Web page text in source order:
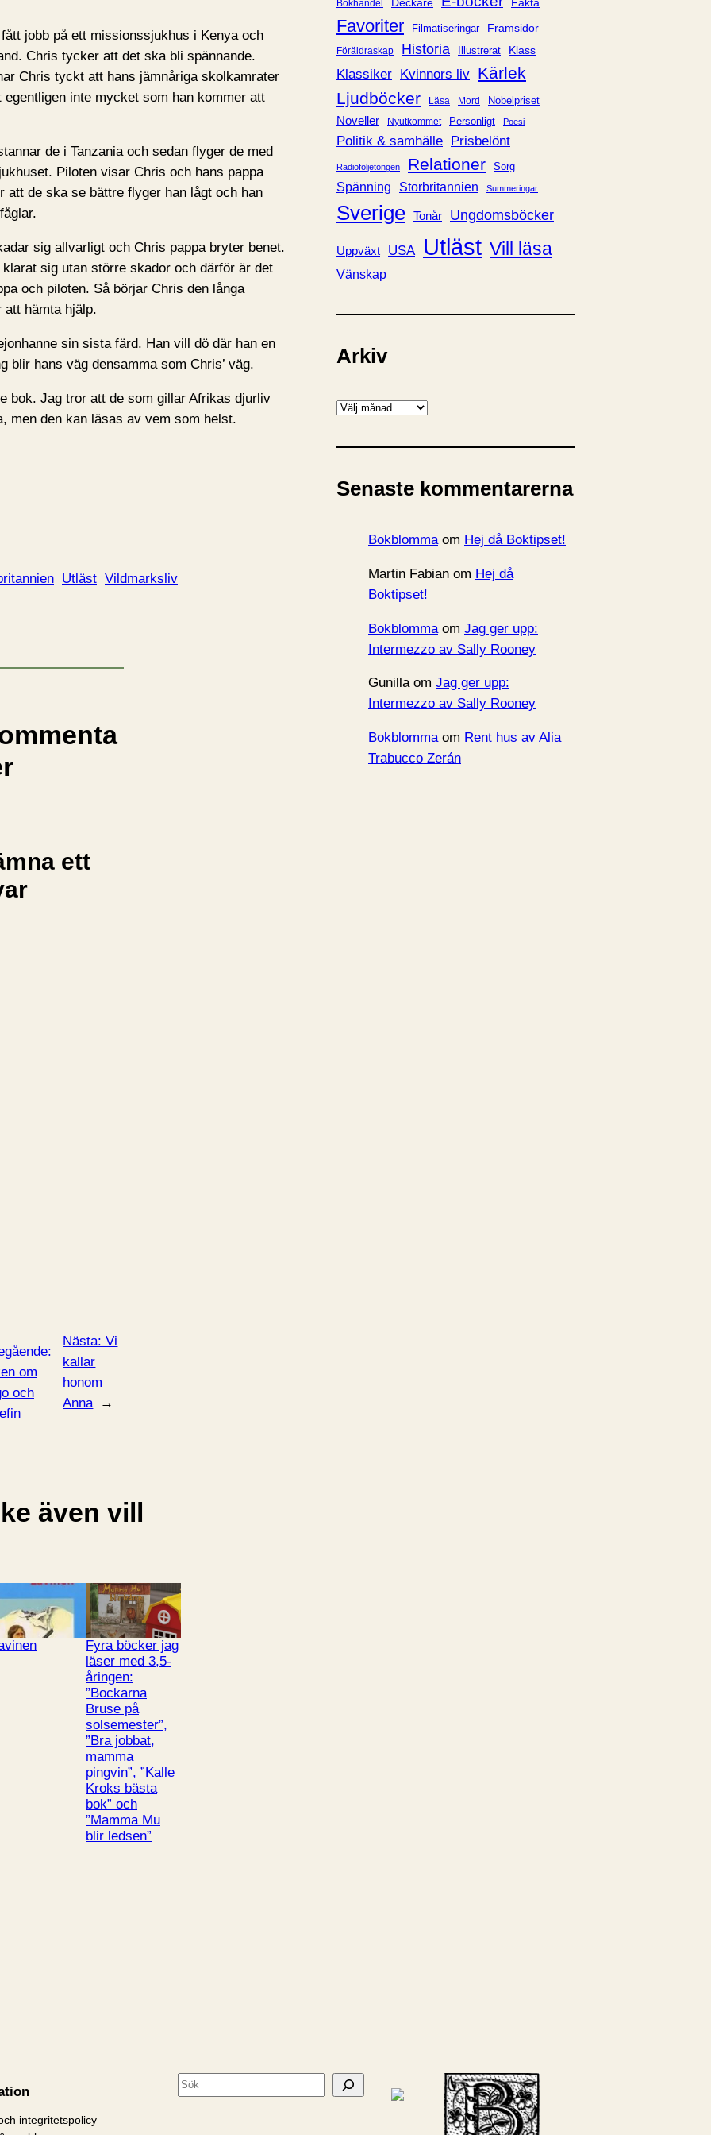
jobb på ett missionssjukhus i Kenya och
Chris tycker att det ska bli spännande.
Chris tyckt att hans jämnåriga skolkamrater
inte mycket som han kommer att
de i Tanzania och sedan flyger de med
Piloten visar Chris och hans pappa
att de ska se bättre flyger han lågt och han
sig allvarligt och Chris pappa bryter benet.
sig utan större skador och därför är det
och piloten. Så börjar Chris den långa
att hämta hjälp.
sin sista färd. Han vill dö där han en
blir hans väg densamma som Chris’ väg.
bok. Jag tror att de som gillar Afrikas djurliv
men den kan läsas av vem som helst.
Utläst Vildmarksliv
ett
om
och
Nästa:Vi
kallar
honom
Anna
→
även vill
Fyra böcker jag
läser med 3,5-
åringen:
”Bockarna
Bruse på
solsemester”,
”Bra jobbat,
mamma
pingvin”, ”Kalle
Kroks bästa
bok” och
”Mamma Mu
blir ledsen”
e
r
Bokhandel
Favoriter Filmatiseringar Framsidor
Föräldraskap Historia Illustrerat Klass
Klassiker Kvinnors liv Kärlek
Ljudböcker
Läsa Mord Nobelpriset
Noveller Nyutkommet Personligt Poesi
Politik & samhälle Prisbelönt
Radioföljetongen Relationer Sorg
Spänning Storbritannien Summeringar
Sverige Tonår Ungdomsböcker
Uppväxt USA Utläst Vill läsa
Vänskap
Arkiv
A
k
v
Senaste kommentarerna
Bokblommaom Hej då Boktipset!
Martin Fabian om Hej då
Boktipset!
Bokblomma om Jag ger upp:
Intermezzo av Sally Rooney
Gunillaom Jag ger upp:
Intermezzo av Sally Rooney
Bokblommaom Rent hus av Alia
Trabucco Zerán
integritetspolicy
S